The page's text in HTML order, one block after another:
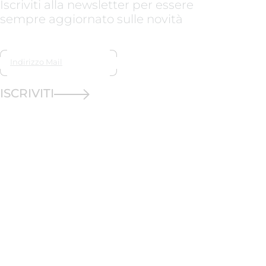
Iscriviti alla newsletter per essere
sempre aggiornato sulle novità
ISCRIVITI